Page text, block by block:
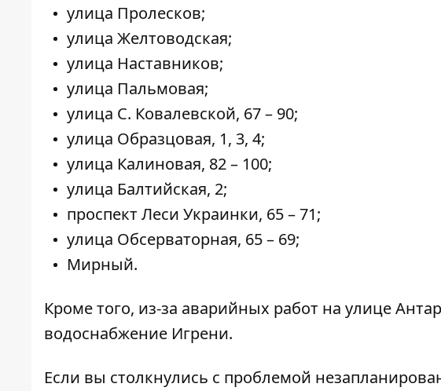
улица Пролесков;
улица Желтоводская;
улица Наставников;
улица Пальмовая;
улица С. Ковалевской, 67 – 90;
улица Образцовая, 1, 3, 4;
улица Калиновая, 82 – 100;
улица Балтийская, 2;
проспект Леси Украинки, 65 – 71;
улица Обсерваторная, 65 – 69;
Мирный.
Кроме того, из-за аварийных работ на улице
водоснабжение Игрени.
Если вы столкнулись с проблемой